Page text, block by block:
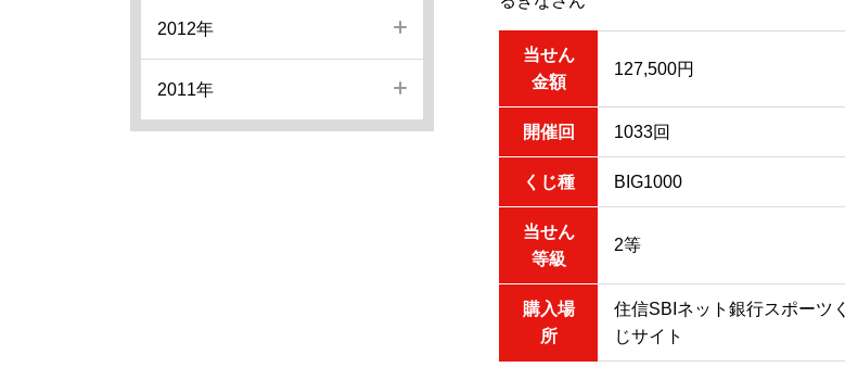
当せん
金額
127,500円
開催回 1033回
くじ種 BIG1000
当せん
等級
2等
購入場
所
住信SBIネット銀行スポーツく
じサイト
2012年
2011年